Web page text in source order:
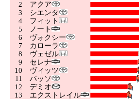
2 アクア
3 シエンタ
4フィット
5 ノート
6 ヴォクシー
7 カローラ
8 ヴェゼル
9 セレナ
10 ヴィッツ
11
パッソ
12 デミオ
13 エクストレイル